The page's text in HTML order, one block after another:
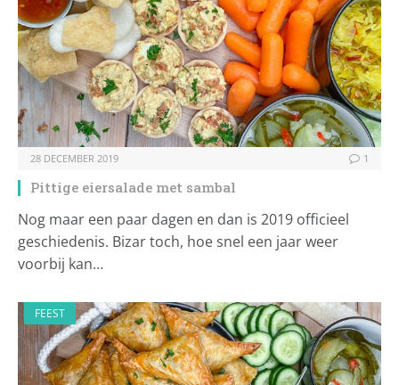
28 DECEMBER 2019 1
Pittige eiersalade met sambal
Nog maar een paar dagen en dan is 2019 officieel
geschiedenis. Bizar toch, hoe snel een jaar weer
voorbij kan…
FEEST